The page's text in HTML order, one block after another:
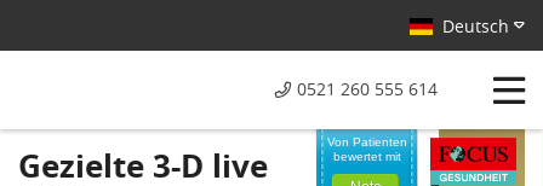
Deutsch
0521 260 555 614
Von Patienten
bewertet mit
Gezielte 3-D live